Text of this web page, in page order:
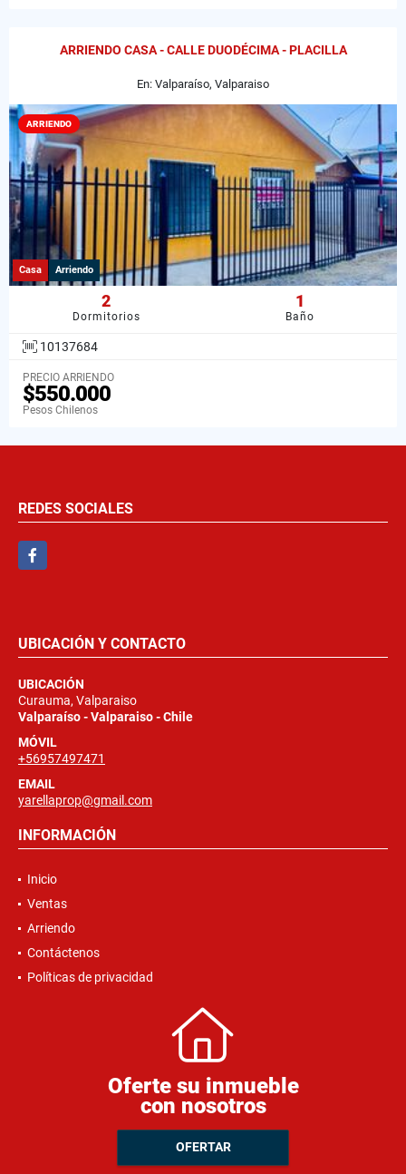
ARRIENDO CASA - CALLE DUODÉCIMA - PLACILLA
En: Valparaíso, Valparaiso
ARRIENDO
Casa Arriendo
2
Dormitorios
1
Baño
10137684
PRECIO ARRIENDO
$550.000
Pesos Chilenos
REDES SOCIALES
Facebook
UBICACIÓN Y CONTACTO
UBICACIÓN
Curauma, Valparaiso
Valparaíso - Valparaiso - Chile
MÓVIL
+56957497471
EMAIL
yarellaprop@gmail.com
INFORMACIÓN
Inicio
Ventas
Arriendo
Contáctenos
Políticas de privacidad
Oferte su inmueble
con nosotros
OFERTAR